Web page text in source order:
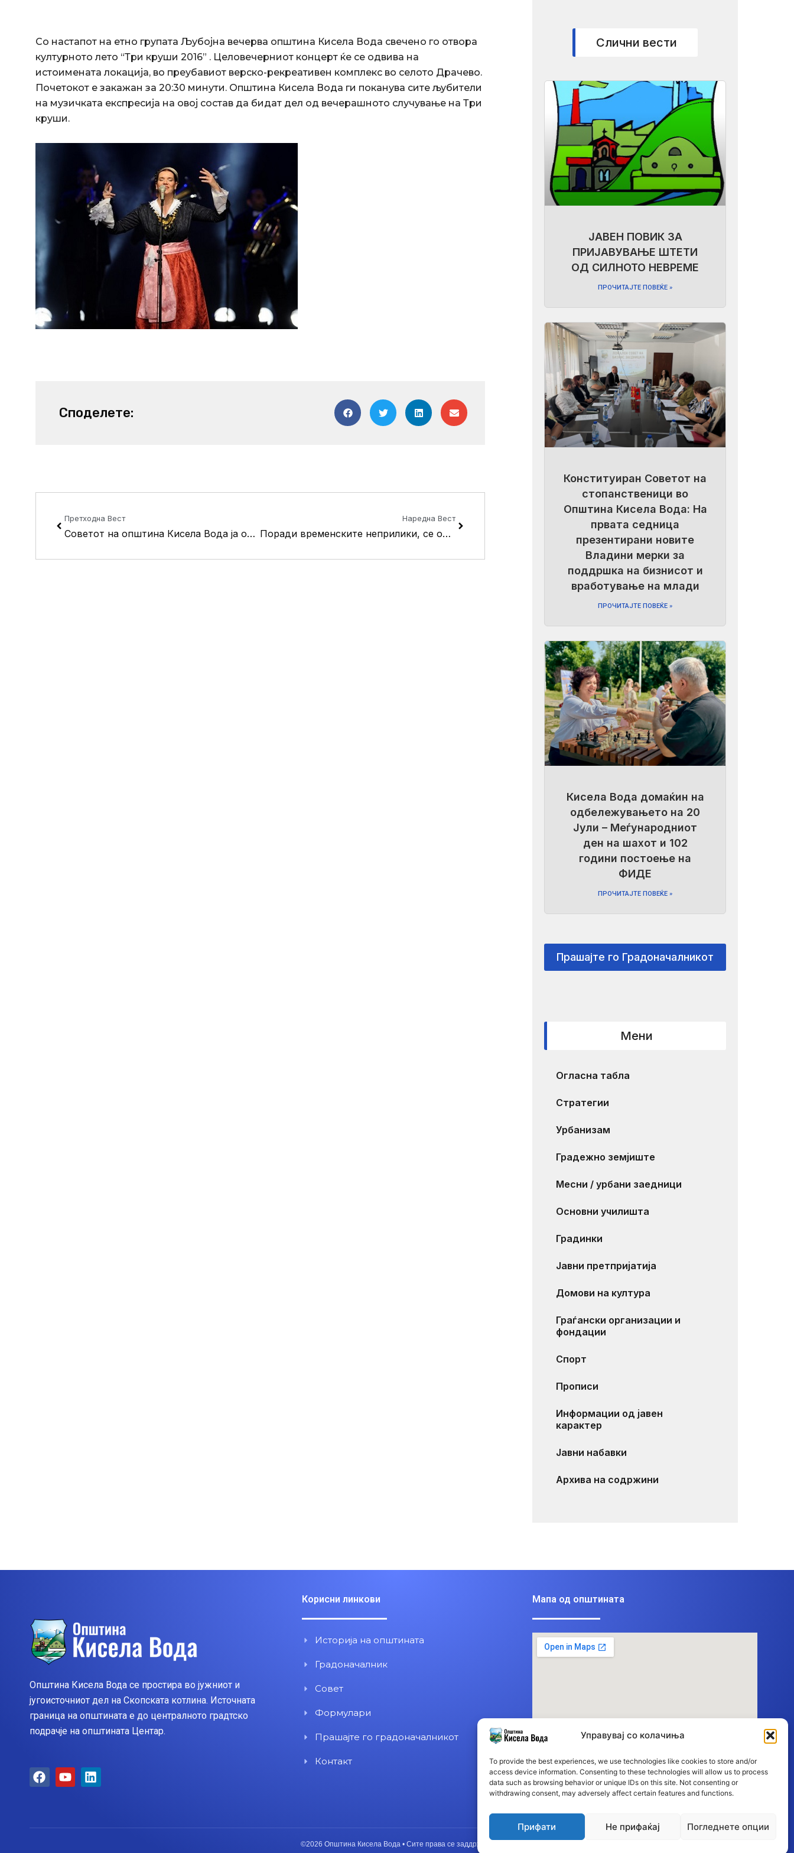
Управувај со колачиња
To provide the best experiences, we use technologies like cookies to store and/or
access device information. Consenting to these technologies will allow us to process
data such as browsing behavior or unique IDs on this site. Not consenting or
withdrawing consent, may adversely affect certain features and functions.
Прифати Не прифаќај Погледнете опции
Со настапот на етно групата Љубојна вечерва општина Кисела Вода свечено го отвора
културното лето “Три круши 2016” . Целовечерниот концерт ќе се одвива на
истоимената локација, во преубавиот верско-рекреативен комплекс во селото Драчево.
Почетокот е закажан за 20:30 минути. Општина Кисела Вода ги поканува сите љубители
на музичката експресија на овој состав да бидат дел од вечерашното случување на Три
круши.
Споделете:
Претходна Вест
Советот на општина Кисела Вода ја одржa 42-та пленарна седница
Наредна Вест
Поради временските неприлики, се одложува концертот на “Љубојна” и театарската претстава “Чолак”
Слични вести
ЈАВЕН ПОВИК ЗА
ПРИЈАВУВАЊЕ ШТЕТИ
ОД СИЛНОТО НЕВРЕМЕ
ПРОЧИТАЈТЕ ПОВЕЌЕ »
Конституиран Советот на
стопанственици во
Општина Кисела Вода: На
првата седница
презентирани новите
Владини мерки за
поддршка на бизнисот и
вработување на млади
ПРОЧИТАЈТЕ ПОВЕЌЕ »
Кисела Вода домаќин на
одбележувањето на 20
Јули – Меѓународниот
ден на шахот и 102
години постоење на
ФИДЕ
ПРОЧИТАЈТЕ ПОВЕЌЕ »
Прашајте го Градоначалникот
Мени
Огласна табла
Стратегии
Урбанизам
Градежно земјиште
Месни / урбани заедници
Основни училишта
Градинки
Јавни претпријатија
Домови на култура
Граѓански организации и
фондации
Спорт
Прописи
Информации од јавен
карактер
Јавни набавки
Архива на содржини
Општина Кисела Вода се простира во јужниот и
југоисточниот дел на Скопската котлина. Источната
граница на општината е до централното градтско
подрачје на општината Центар.
F
a
Y
o
L
i
Корисни линкови
Историја на општината
Градоначалник
Совет
Формулари
Прашајте го градоначалникот
Контакт
Мапа од општината
©2026 Општина Кисела Вода • Сите права се заддржани